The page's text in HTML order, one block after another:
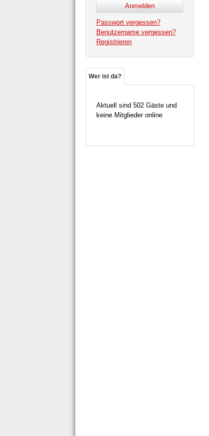
Passwort vergessen?
Benutzername vergessen?
Registrieren
Wer ist da?
Aktuell sind 502 Gäste und
keine Mitglieder online